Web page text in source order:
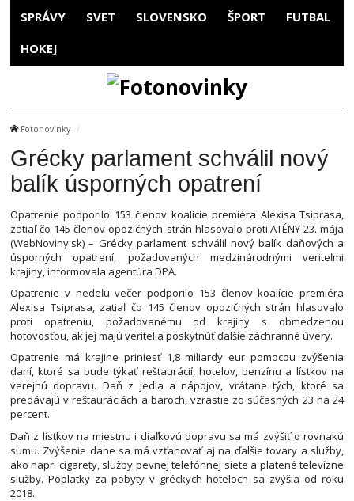
SPRÁVY SVET SLOVENSKO ŠPORT FUTBAL
HOKEJ
Fotonovinky
Grécky parlament schválil nový
balík úsporných opatrení
Opatrenie podporilo 153 členov koalície premiéra Alexisa Tsiprasa,
zatiaľ čo 145 členov opozičných strán hlasovalo proti.ATÉNY 23. mája
(WebNoviny.sk) – Grécky parlament schválil nový balík daňových a
úsporných opatrení, požadovaných medzinárodnými veriteľmi
krajiny, informovala agentúra DPA.
Opatrenie v nedeľu večer podporilo 153 členov koalície premiéra
Alexisa Tsiprasa, zatiaľ čo 145 členov opozičných strán hlasovalo
proti opatreniu, požadovanému od krajiny s obmedzenou
hotovosťou, ak jej majú veritelia poskytnúť ďalšie záchranné úvery.
Opatrenie má krajine priniesť 1,8 miliardy eur pomocou zvýšenia
daní, ktoré sa bude týkať reštaurácií, hotelov, benzínu a lístkov na
verejnú dopravu. Daň z jedla a nápojov, vrátane tých, ktoré sa
predávajú v reštauráciách a baroch, vzrastie zo súčasných 23 na 24
percent.
Daň z lístkov na miestnu i diaľkovú dopravu sa má zvýšiť o rovnakú
sumu. Zvýšenie dane sa má vzťahovať aj na ďalšie tovary a služby,
ako napr. cigarety, služby pevnej telefónnej siete a platené televízne
služby. Poplatky za pobyty v gréckych hoteloch sa zvýšia od roku
2018.